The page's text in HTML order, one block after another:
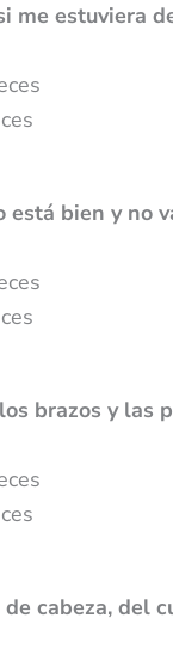
me estuviera
está bien y no
brazos y las
de cabeza, del